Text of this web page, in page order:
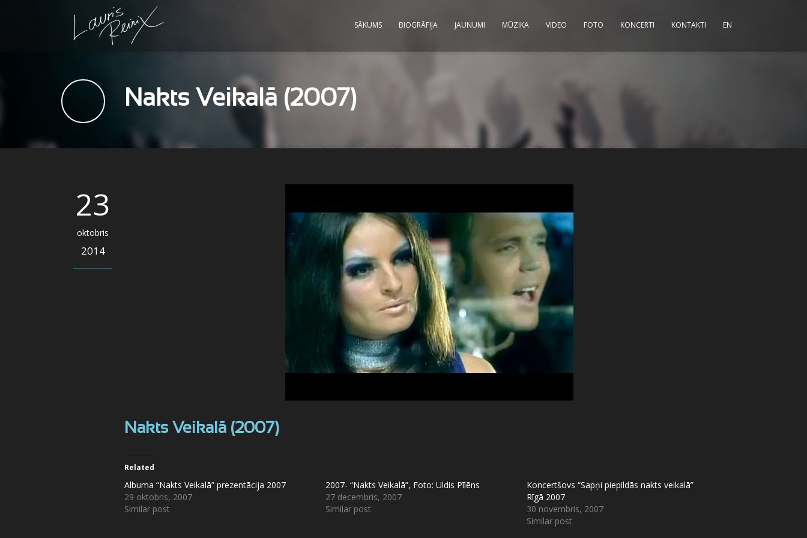
SĀKUMS BIOGRĀFIJA JAUNUMI MŪZIKA VIDEO FOTO KONCERTI KONTAKTI EN
Nakts Veikalā (2007)
23
oktobris
2014
Nakts Veikalā (2007)
Related
Albuma “Nakts Veikalā” prezentācija 2007
29 oktobris, 2007
Similar post
2007- “Nakts Veikalā”, Foto: Uldis Pīlēns
27 decembris, 2007
Similar post
Koncertšovs “Sapņi piepildās nakts veikalā”
Rīgā 2007
30 novembris, 2007
Similar post